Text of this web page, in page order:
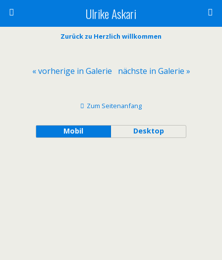
Ulrike Askari
Zurück zu Herzlich willkommen
« vorherige in Galerie nächste in Galerie »
Zum Seitenanfang
Mobil Desktop